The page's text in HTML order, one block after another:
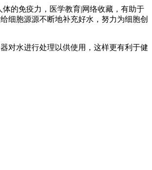
的免疫力，医学教育|网络收藏，有助于
细胞源源不断地补充好水，努力为细胞创
对水进行处理以供使用，这样更有利于健